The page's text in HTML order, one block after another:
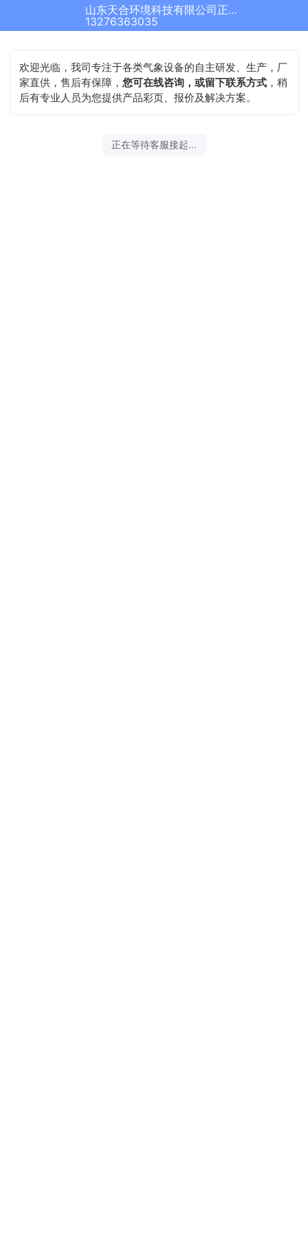
山东天合环境科技有限公司正在为您服务
13276363035
欢迎光临，我司专注于各类气象设备的自主研发、生产，厂
家直供，售后有保障，您可在线咨询，或留下联系方式 ，稍
后有专业人员为您提供产品彩页、报价及解决方案。
正在等待客服接起...